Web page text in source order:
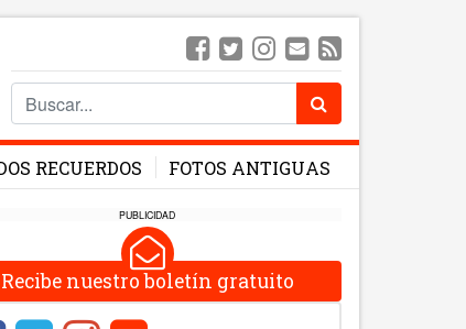
RECUERDOS FOTOS ANTIGUAS
PUBLICIDAD
Recibe nuestro boletín gratuito